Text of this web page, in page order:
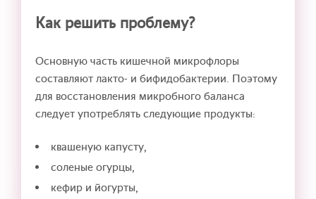
Как решить проблему?
Основную часть кишечной микрофлоры
составляют лакто- и бифидобактерии. Поэтому
для восстановления микробного баланса
следует употреблять следующие продукты:
квашеную капусту,
соленые огурцы,
кефир и йогурты,